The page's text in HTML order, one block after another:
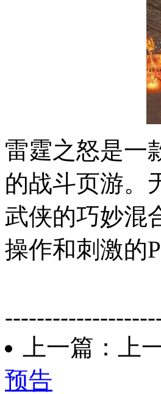
雷霆之怒是一
的战斗页游。
武侠的巧妙混
操作和刺激的
上一篇：上
预告